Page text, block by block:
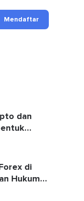
Mendaftar
dan
dan
di
Hukum,
Perd...